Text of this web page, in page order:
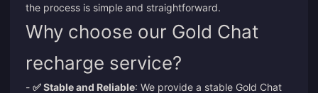
the process is simple and straightforward.
Why choose our Gold Chat
recharge service?
- ✅ Stable and Reliable: We provide a stable Gold Chat